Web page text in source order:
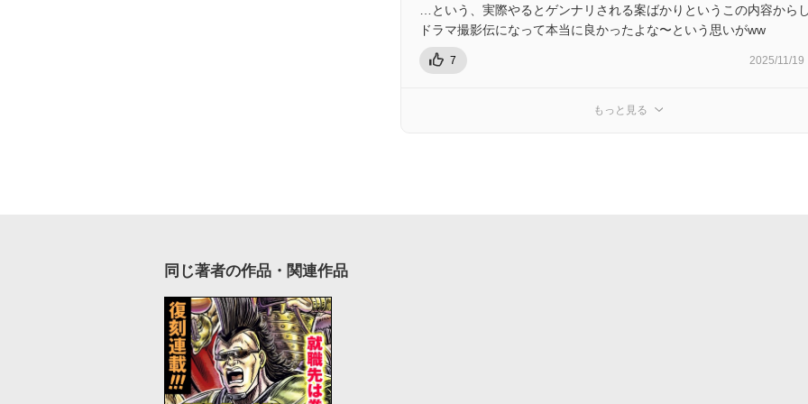
…という、実際やるとゲンナリされる案ばかりというこの内容からし
ドラマ撮影伝になって本当に良かったよな〜という思いがww
7 2025/11/19
もっと見る
同じ著者の作品・関連作品